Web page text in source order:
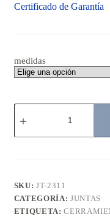
Certificado de Garantía
medidas
Junta
H-
Integrado
SKU:JT-2311
CATEGORÍA: JUNTAS
ETIQUETA: